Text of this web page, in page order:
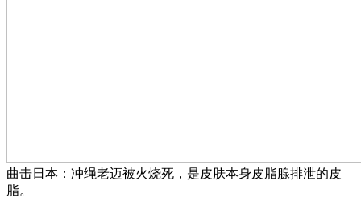
曲击日本：冲绳老迈被火烧死，是皮肤本身皮脂腺排泄的皮
脂。